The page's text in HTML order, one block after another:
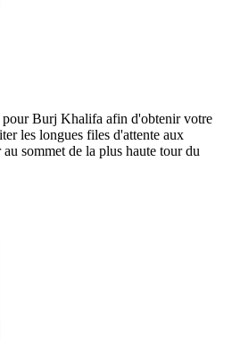
pour Burj Khalifa afin d'obtenir votre
les longues files d'attente aux
sommet de la plus haute tour du